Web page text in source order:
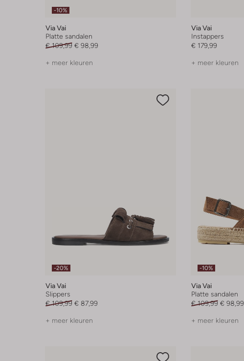
-10%
Via Vai
Platte sandalen
€ 109,99 € 98,99
+ meer kleuren
Via Vai
Instappers
€ 179,99
+ meer kleuren
-20%
Via Vai
Slippers
€ 109,99 € 87,99
+ meer kleuren
-10%
Via Vai
Platte sandalen
€ 109,99 € 98,99
+ meer kleuren